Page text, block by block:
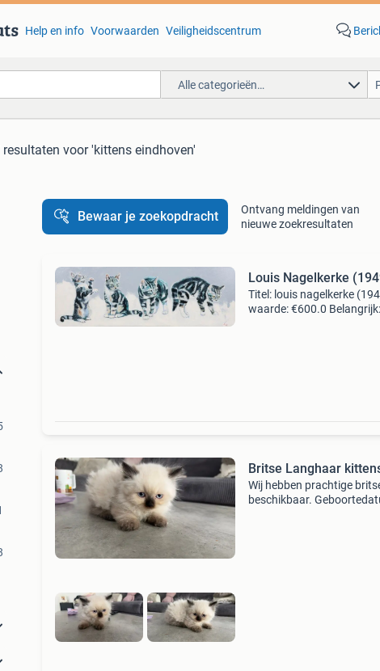
Help en info Voorwaarden Veiligheidscentrum
Alle categorieën…
resultaten voor 'kittens eindhoven'
Bewaar je zoekopdracht
Ontvang meldingen van
nieuwe zoekresultaten
Louis Nagelkerke
Titel: louis nagelkerke
waarde: €600.0
Britse Langhaar
Wij hebben prachtige
beschikbaar.